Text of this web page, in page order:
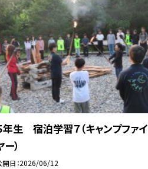
年生 宿泊学習７（キャンプファイ
ー）
開日 2026/06/12